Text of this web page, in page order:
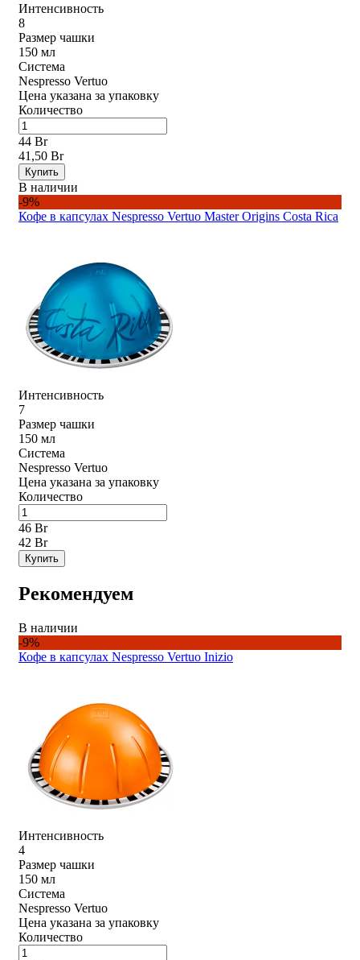
Интенсивность
8
Размер чашки
150 мл
Система
Nespresso Vertuo
Цена указана за упаковку
Количество
44 Br
41,50 Br
Купить
В наличии
-9%
Кофе в капсулах Nespresso Vertuo Master Origins Costa Rica
Интенсивность
7
Размер чашки
150 мл
Система
Nespresso Vertuo
Цена указана за упаковку
Количество
46 Br
42 Br
Купить
Рекомендуем
В наличии
-9%
Кофе в капсулах Nespresso Vertuo Inizio
Интенсивность
4
Размер чашки
150 мл
Система
Nespresso Vertuo
Цена указана за упаковку
Количество